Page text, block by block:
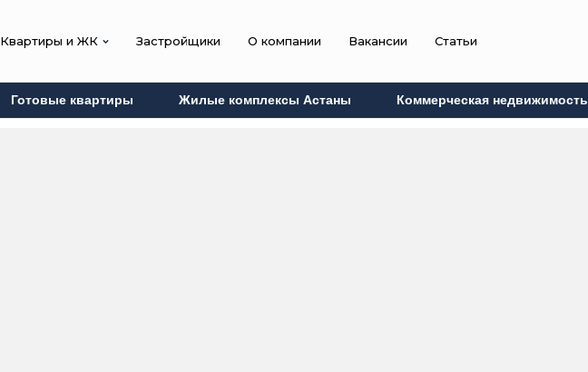
Квартиры и ЖК Застройщики О компании Вакансии Статьи
Готовые квартиры Жилые комплексы Астаны Коммерческая недвижимость